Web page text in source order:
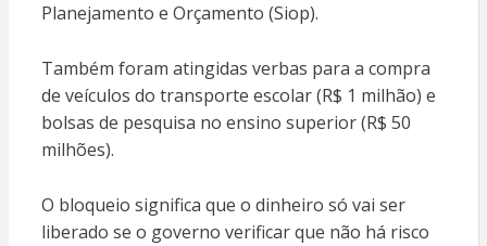
Planejamento e Orçamento (Siop).
Também foram atingidas verbas para a compra
de veículos do transporte escolar (R$ 1 milhão) e
bolsas de pesquisa no ensino superior (R$ 50
milhões).
O bloqueio significa que o dinheiro só vai ser
liberado se o governo verificar que não há risco